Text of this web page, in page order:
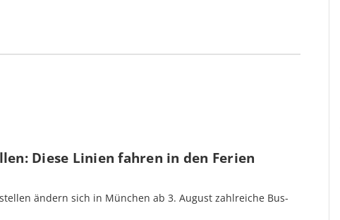
Diese Linien fahren in den Ferien
ändern sich in München ab 3. August zahlreiche Bus-